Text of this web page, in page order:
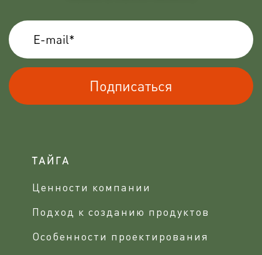
Подписаться
ТАЙГА
Ценности компании
Подход к созданию продуктов
Особенности проектирования